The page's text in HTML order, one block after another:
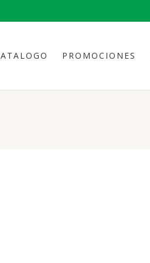
PROMOCIONES